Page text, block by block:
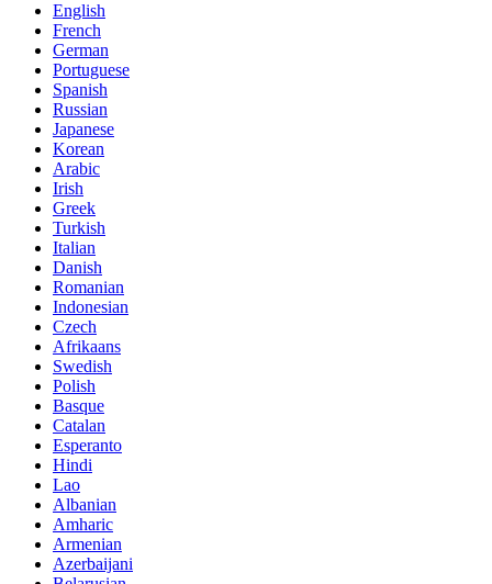
English
French
German
Portuguese
Spanish
Russian
Japanese
Korean
Arabic
Irish
Greek
Turkish
Italian
Danish
Romanian
Indonesian
Czech
Afrikaans
Swedish
Polish
Basque
Catalan
Esperanto
Hindi
Lao
Albanian
Amharic
Armenian
Azerbaijani